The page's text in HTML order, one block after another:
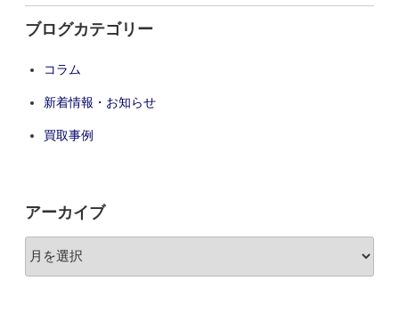
ブログカテゴリー
コラム
新着情報・お知らせ
買取事例
アーカイブ